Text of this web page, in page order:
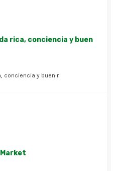
rica, conciencia y buen
conciencia y buen r